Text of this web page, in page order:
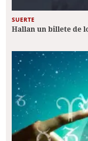
SUERTE
Hallan un billete de